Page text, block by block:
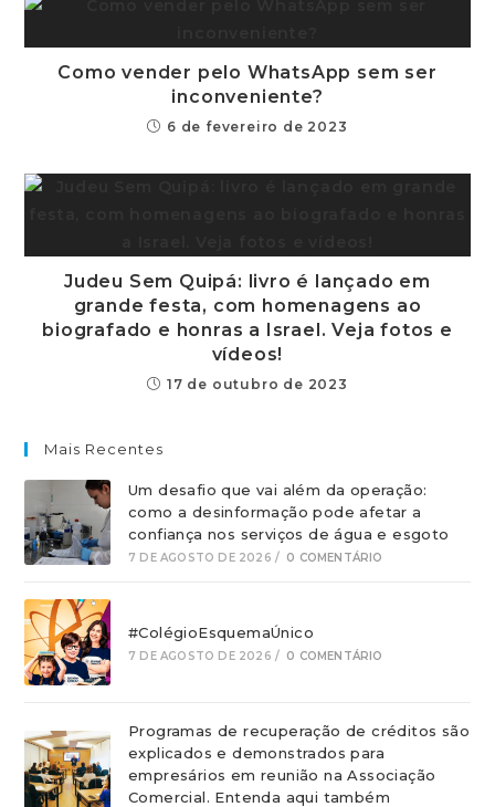
Como vender pelo WhatsApp sem ser
inconveniente?
6 de fevereiro de 2023
Judeu Sem Quipá: livro é lançado em
grande festa, com homenagens ao
biografado e honras a Israel. Veja fotos e
vídeos!
17 de outubro de 2023
Mais Recentes
Um desafio que vai além da operação:
como a desinformação pode afetar a
confiança nos serviços de água e esgoto
7 DE AGOSTO DE 2026 / 0 COMENTÁRIO
#ColégioEsquemaÚnico
7 DE AGOSTO DE 2026 / 0 COMENTÁRIO
Programas de recuperação de créditos são
explicados e demonstrados para
empresários em reunião na Associação
Comercial. Entenda aqui também